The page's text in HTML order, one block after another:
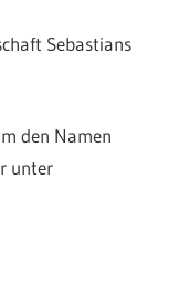
Sebastians
den Namen
unter